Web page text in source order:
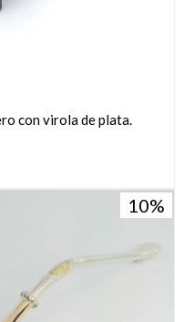
con virola de plata.
10